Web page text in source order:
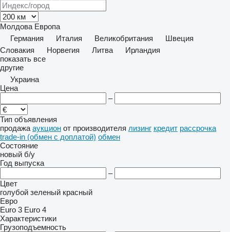
Молдова Европа
Германия
Италия Великобритания
Швеция
Словакия
Норвегия Литва
Ирландия
показать все
другие
Украина
Цена
–
Тип объявления
продажа аукцион от производителя лизинг кредит рассрочка
trade-in (обмен с доплатой) обмен
Состояние
новый б/у
Год выпуска
–
Цвет
голубой зеленый красный
Евро
Euro 3 Euro 4
Характеристики
Грузоподъемность